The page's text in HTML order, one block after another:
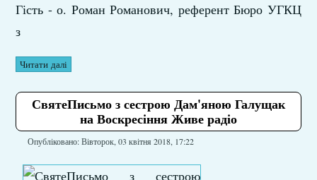
Гість - о. Роман Романович, референт Бюро УГКЦ
з
Читати далі
СвятеПисьмо з сестрою Дам'яною Галущак
на Воскресіння Живе радіо
Опубліковано: Вівторок, 03 квітня 2018, 17:22